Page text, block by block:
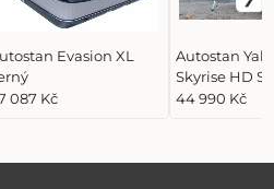
Evasion XL
087 Kč
Autostan
Skyrise HD
44 990 Kč